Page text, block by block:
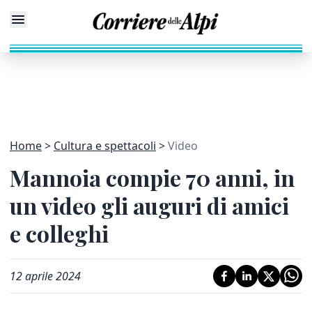
Home Cultura e spettacoli Video
Mannoia compie 70 anni, in
un video gli auguri di amici
e colleghi
12 aprile 2024